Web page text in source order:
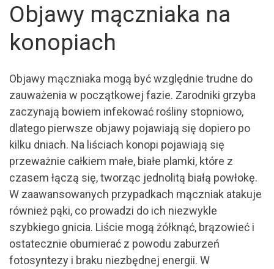
Objawy mączniaka na
konopiach
Objawy mączniaka mogą być względnie trudne do
zauważenia w początkowej fazie. Zarodniki grzyba
zaczynają bowiem infekować rośliny stopniowo,
dlatego pierwsze objawy pojawiają się dopiero po
kilku dniach. Na liściach konopi pojawiają się
przeważnie całkiem małe, białe plamki, które z
czasem łączą się, tworząc jednolitą białą powłokę.
W zaawansowanych przypadkach mączniak atakuje
również pąki, co prowadzi do ich niezwykle
szybkiego gnicia. Liście mogą żółknąć, brązowieć i
ostatecznie obumierać z powodu zaburzeń
fotosyntezy i braku niezbędnej energii. W